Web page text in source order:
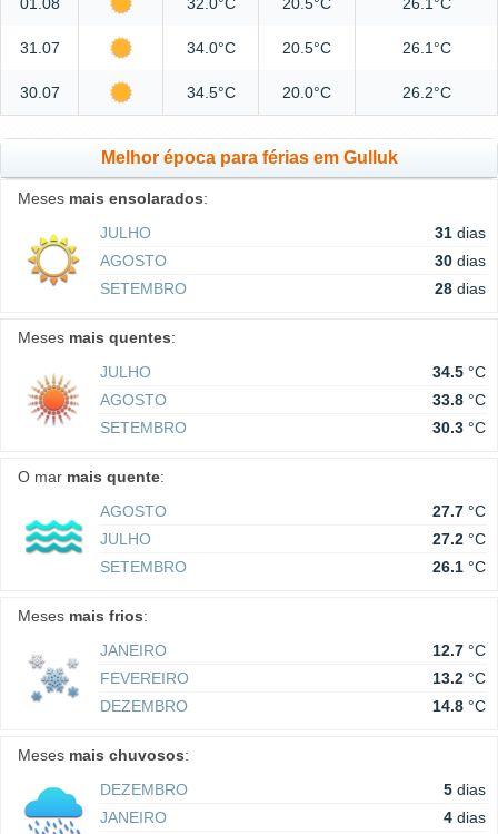
01.08 32.0°C 20.5°C 26.1°C
31.07 34.0°C 20.5°C 26.1°C
30.07 34.5°C 20.0°C 26.2°C
Melhor época para férias em Gulluk
Meses mais ensolarados:
JULHO
31 dias
AGOSTO
30 dias
SETEMBRO
28 dias
Meses mais quentes:
JULHO
34.5 °C
AGOSTO
33.8 °C
SETEMBRO
30.3 °C
O mar mais quente:
AGOSTO
27.7 °C
JULHO
27.2 °C
SETEMBRO
26.1 °C
Meses mais frios:
JANEIRO
12.7 °C
FEVEREIRO
13.2 °C
DEZEMBRO
14.8 °C
Meses mais chuvosos:
DEZEMBRO
5 dias
JANEIRO
4 dias